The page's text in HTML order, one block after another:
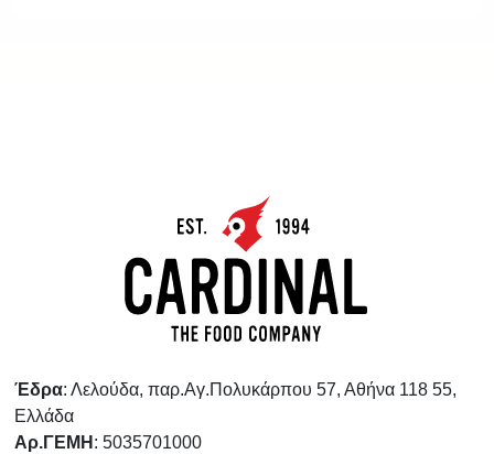
Έδρα: Λελούδα, παρ.Αγ.Πολυκάρπου 57, Αθήνα 118 55,
Ελλάδα
Αρ.ΓΕΜΗ : 5035701000